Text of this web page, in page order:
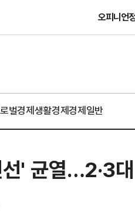
오피니언
벌경제생활경제경제일반
' 균열…2·3